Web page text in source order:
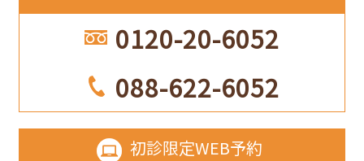
0120-20-6052
088-622-6052
初診限定WEB予約